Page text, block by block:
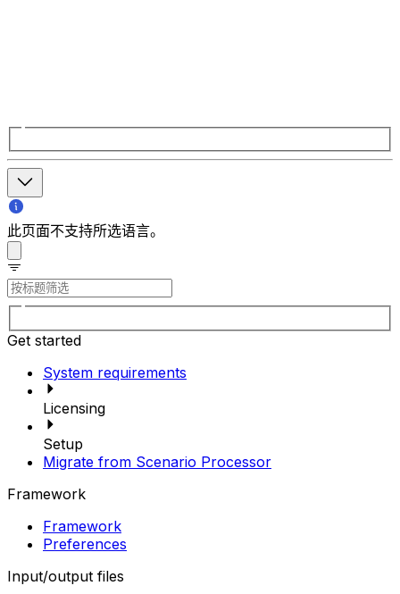
此页面不支持所选语言。
Get started
System requirements
Licensing
Setup
Migrate from Scenario Processor
Framework
Framework
Preferences
Input/output files